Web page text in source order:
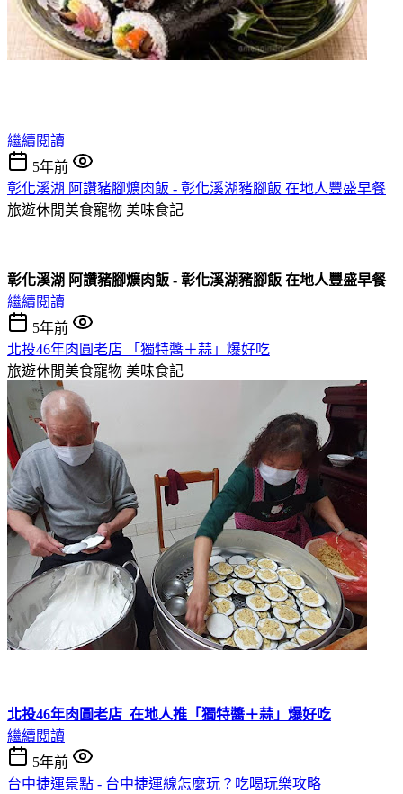
繼續閱讀
5年前
彰化溪湖 阿讚豬腳爌肉飯 - 彰化溪湖豬腳飯 在地人豐盛早餐
旅遊休閒美食寵物 美味食記
彰化溪湖 阿讚豬腳爌肉飯 - 彰化溪湖豬腳飯 在地人豐盛早餐
繼續閱讀
5年前
北投46年肉圓老店 「獨特醬＋蒜」爆好吃
旅遊休閒美食寵物 美味食記
北投46年肉圓老店 在地人推「獨特醬＋蒜」爆好吃
繼續閱讀
5年前
台中捷運景點 - 台中捷運線怎麼玩？吃喝玩樂攻略